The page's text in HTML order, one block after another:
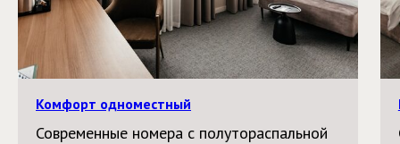
Комфорт одноместный
Современные номера с полутораспальной